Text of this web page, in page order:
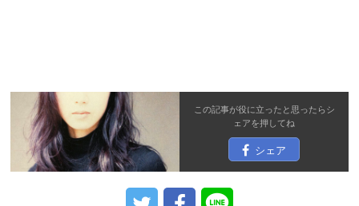
この記事が役に立ったと思ったらシ
ェアを押してね
シェア